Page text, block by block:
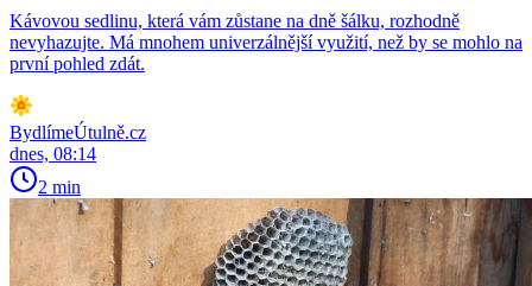
Kávovou sedlinu, která vám zůstane na dně šálku, rozhodně
nevyhazujte. Má mnohem univerzálnější využití, než by se mohlo na
první pohled zdát.
BydlímeÚtulně.cz
dnes, 08:14
2 min